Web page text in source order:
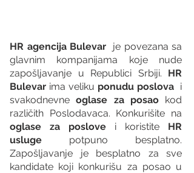
HR agencija Bulevar
  je povezana sa
glavnim kompanijama koje nude
zapošljavanje u Republici Srbiji. HR
Bulevar ima veliku ponudu poslova
  i
svakodnevne oglase za posao kod
oglase za poslove i koristite HR
usluge potpuno besplatno.
Zapošljavanje je besplatno za sve